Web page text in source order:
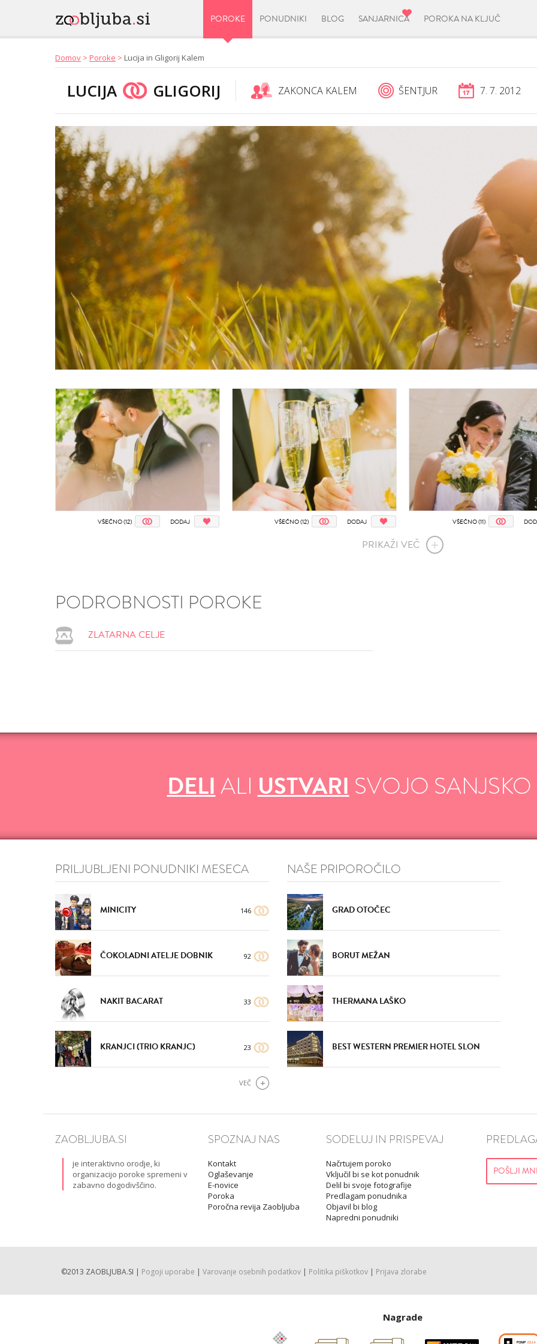
POROKE PONUDNIKI BLOG SANJARNICA POROKA NA KLJUČ
Domov > Poroke > Lucija in Gligorij Kalem
LUCIJA GLIGORIJ ZAKONCA KALEM ŠENTJUR 7. 7. 2012
DODAJ
VŠEČNO (12) DODAJ
VŠEČNO (12) VŠEČNO (11)
VŠEČNO (10) DODAJ
VŠEČNO (10)
PRIKAŽI VEČ
PODROBNOSTI POROKE
ZLATARNA CELJE
DELIALIUSTVARISVOJO
PRILJUBLJENI PONUDNIKI MESECA
MINICITY 146
ČOKOLADNI ATELJE DOBNIK 92
NAKIT BACARAT 33
KRANJCI (TRIO KRANJC) 23
VEČ
NAŠE PRIPOROČILO
GRAD OTOČEC
BORUT MEŽAN
THERMANA LAŠKO
BEST WESTERN PREMIER HOTEL SLON
ZAOBLJUBA.SI
je interaktivno orodje, ki
organizacijo poroke spremeni v
zabavno dogodivščino.
SPOZNAJ NAS
Kontakt
Oglaševanje
E-novice
Poroka
Poročna revija Zaobljuba
SODELUJ IN PRISPEVAJ
Načrtujem poroko
Vključil bi se kot ponudnik
Delil bi svoje fotografije
Predlagam ponudnika
Objavil bi blog
Napredni ponudniki
POŠLJI
©2013 ZAOBLJUBA.SI | Pogoji uporabe | Varovanje osebnih podatkov | Politika piškotkov | Prijava zlorabe
Nagrade